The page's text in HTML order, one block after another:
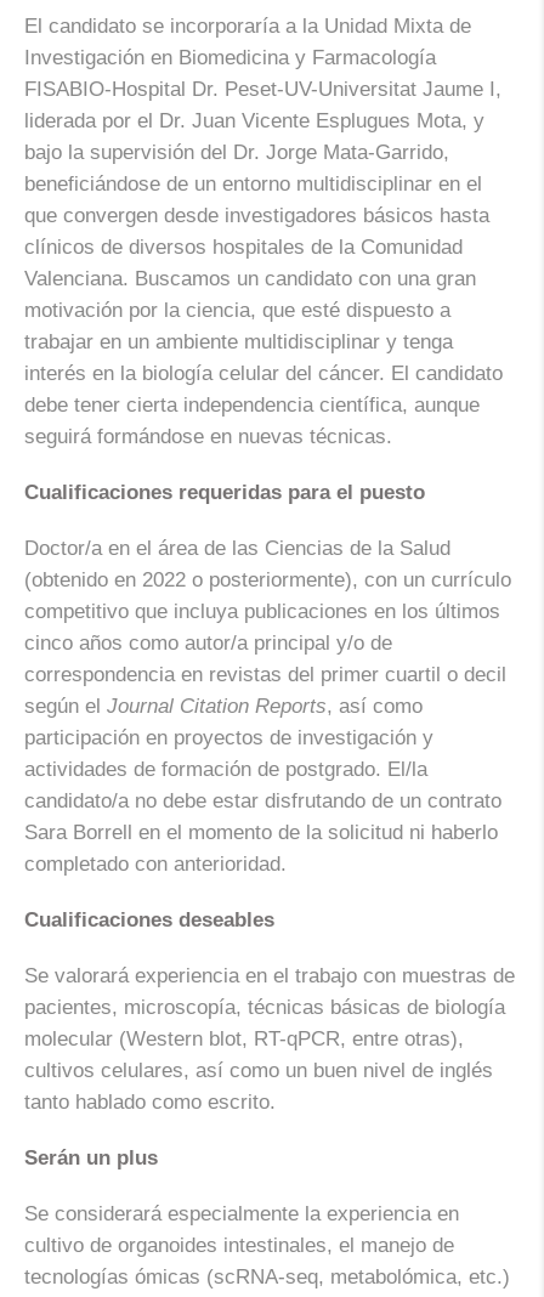
El candidato se incorporaría a la Unidad Mixta de
Investigación en Biomedicina y Farmacología
FISABIO-Hospital Dr. Peset-UV-Universitat Jaume I,
liderada por el Dr. Juan Vicente Esplugues Mota, y
bajo la supervisión del Dr. Jorge Mata-Garrido,
beneficiándose de un entorno multidisciplinar en el
que convergen desde investigadores básicos hasta
clínicos de diversos hospitales de la Comunidad
Valenciana. Buscamos un candidato con una gran
motivación por la ciencia, que esté dispuesto a
trabajar en un ambiente multidisciplinar y tenga
interés en la biología celular del cáncer. El candidato
debe tener cierta independencia científica, aunque
seguirá formándose en nuevas técnicas.
Cualificaciones requeridas para el puesto
Doctor/a en el área de las Ciencias de la Salud
(obtenido en 2022 o posteriormente), con un currículo
competitivo que incluya publicaciones en los últimos
cinco años como autor/a principal y/o de
correspondencia en revistas del primer cuartil o decil
según el Journal Citation Reports, así como
participación en proyectos de investigación y
actividades de formación de postgrado. El/la
candidato/a no debe estar disfrutando de un contrato
Sara Borrell en el momento de la solicitud ni haberlo
completado con anterioridad.
Cualificaciones deseables
Se valorará experiencia en el trabajo con muestras de
pacientes, microscopía, técnicas básicas de biología
molecular (Western blot, RT-qPCR, entre otras),
cultivos celulares, así como un buen nivel de inglés
tanto hablado como escrito.
Serán un plus
Se considerará especialmente la experiencia en
cultivo de organoides intestinales, el manejo de
tecnologías ómicas (scRNA-seq, metabolómica, etc.)